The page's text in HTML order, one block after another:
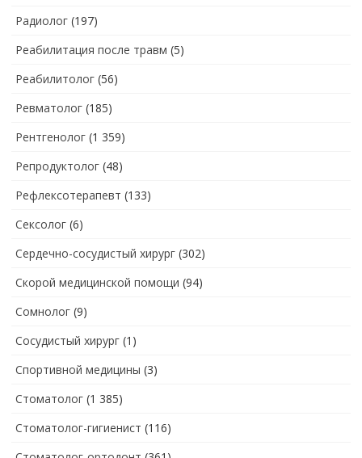
Радиолог (197)
Реабилитация после травм (5)
Реабилитолог (56)
Ревматолог (185)
Рентгенолог (1 359)
Репродуктолог (48)
Рефлексотерапевт (133)
Сексолог (6)
Сердечно-сосудистый хирург (302)
Скорой медицинской помощи (94)
Сомнолог (9)
Сосудистый хирург (1)
Спортивной медицины (3)
Стоматолог (1 385)
Стоматолог-гигиенист (116)